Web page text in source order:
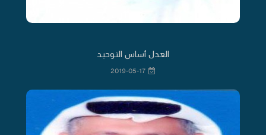
العدل أساس التوحيد
2019-05-17